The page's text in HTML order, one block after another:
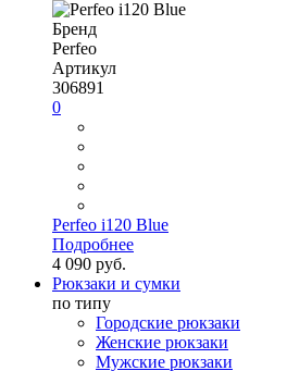
Бренд
Perfeo
Артикул
306891
0
Perfeo i120 Blue
Подробнее
4 090 руб.
Рюкзаки и сумки
по типу
Городские рюкзаки
Женские рюкзаки
Мужские рюкзаки